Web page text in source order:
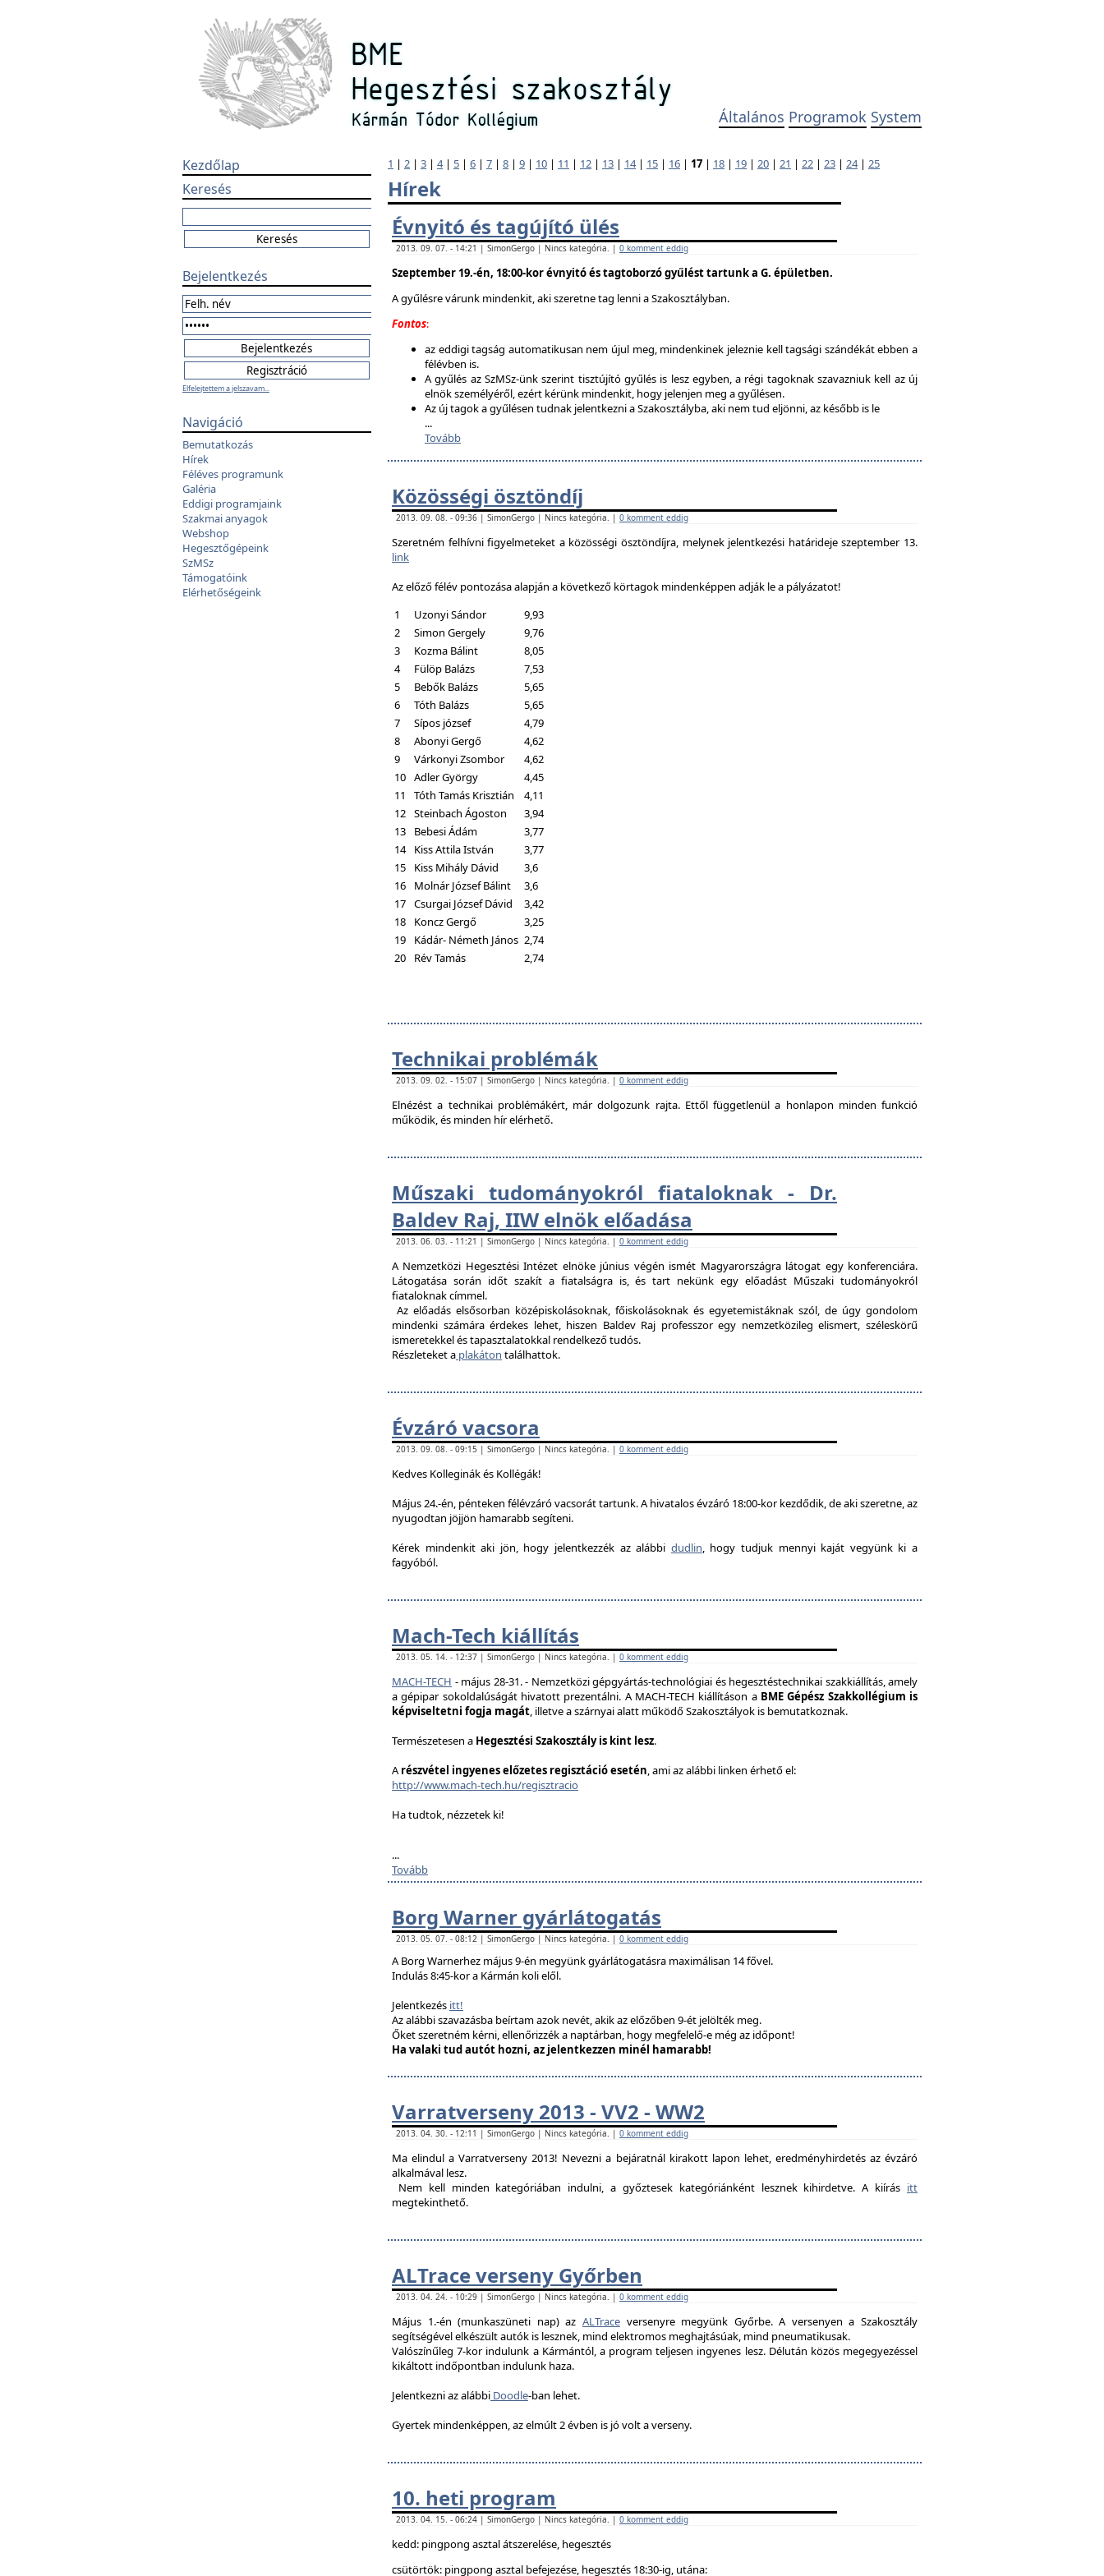
Általános Programok System
Kezdőlap
Keresés
Bejelentkezés
Elfelejtettem a jelszavam...
Navigáció
Bemutatkozás
Hírek
Féléves programunk
Galéria
Eddigi programjaink
Szakmai anyagok
Webshop
Hegesztőgépeink
SzMSz
Támogatóink
Elérhetőségeink
1 | 2 | 3 | 4| 5 | 6 | 7 | 8 | 9 | 10 | 11 | 12 | 13 | 14| 15 | 16 | 17 | 18 | 19 | 20 | 21 | 22 | 23 | 24| 25
Hírek
Évnyitó és tagújító ülés
2013. 09. 07. - 14:21 | SimonGergo | Nincs kategória. | 0 komment eddig
Szeptember 19.-én, 18:00-kor évnyitó és tagtoborzó gyűlést tartunk a G. épületben.
A gyűlésre várunk mindenkit, aki szeretne tag lenni a Szakosztályban.
Fontos:
az eddigi tagság automatikusan nem újul meg, mindenkinek jeleznie kell tagsági szándékát ebben a
félévben is.
A gyűlés az SzMSz-ünk szerint tisztújító gyűlés is lesz egyben, a régi tagoknak szavazniuk kell az új
elnök személyéről, ezért kérünk mindenkit, hogy jelenjen meg a gyűlésen.
Az új tagok a gyűlésen tudnak jelentkezni a Szakosztályba, aki nem tud eljönni, az később is le
...
Tovább
Közösségi ösztöndíj
2013. 09. 08. - 09:36 | SimonGergo | Nincs kategória. | 0 komment eddig
Szeretném felhívni figyelmeteket a közösségi ösztöndíjra, melynek jelentkezési határideje szeptember 13.
link
Az előző félév pontozása alapján a következő körtagok mindenképpen adják le a pályázatot!
1
Uzonyi Sándor
9,93
2
Simon Gergely
9,76
3
Kozma Bálint
8,05
4
Fülöp Balázs
7,53
5
Bebők Balázs
5,65
6
Tóth Balázs
5,65
7
Sípos józsef
4,79
8
Abonyi Gergő
4,62
9
Várkonyi Zsombor
4,62
10 Adler György
4,45
11
Tóth Tamás Krisztián
4,11
12 Steinbach Ágoston
3,94
13
Bebesi Ádám
3,77
14 Kiss Attila István
3,77
15
Kiss Mihály Dávid
3,6
16
Molnár József Bálint
3,6
17 Csurgai József Dávid
3,42
18
Koncz Gergő
3,25
19
Kádár- Németh János 2,74
20
Rév Tamás 2,74
Technikai problémák
2013. 09. 02. - 15:07 | SimonGergo | Nincs kategória. | 0 komment eddig
Elnézést a technikai problémákért, már dolgozunk rajta. Ettől függetlenül a honlapon minden funkció
működik, és minden hír elérhető.
Műszaki tudományokról fiataloknak - Dr.
Baldev Raj, IIW elnök előadása
2013. 06. 03. - 11:21 | SimonGergo | Nincs kategória. | 0 komment eddig
A Nemzetközi Hegesztési Intézet elnöke június végén ismét Magyarországra látogat egy konferenciára.
Látogatása során időt szakít a fiatalságra is, és tart nekünk egy előadást Műszaki tudományokról
fiataloknak címmel.
Az előadás elsősorban középiskolásoknak, főiskolásoknak és egyetemistáknak szól, de úgy gondolom
mindenki számára érdekes lehet, hiszen Baldev Raj professzor egy nemzetközileg elismert, széleskörű
ismeretekkel és tapasztalatokkal rendelkező tudós.
Részleteket a plakáton találhattok.
Évzáró vacsora
2013. 09. 08. - 09:15 | SimonGergo | Nincs kategória. | 0 komment eddig
Kedves Kolleginák és Kollégák!
Május 24.-én, pénteken félévzáró vacsorát tartunk. A hivatalos évzáró 18:00-kor kezdődik, de aki szeretne, az
nyugodtan jöjjön hamarabb segíteni.
Kérek mindenkit aki jön, hogy jelentkezzék az alábbi dudlin, hogy tudjuk mennyi kaját vegyünk ki a
fagyóból.
Mach-Tech kiállítás
2013. 05. 14. - 12:37 | SimonGergo | Nincs kategória. | 0 komment eddig
MACH-TECH - május 28-31.- Nemzetközi gépgyártás-technológiai és hegesztéstechnikai szakkiállítás, amely
a gépipar sokoldalúságát hivatott prezentálni. A MACH-TECH kiállításon a BME Gépész Szakkollégium is
képviseltetni fogja magát, illetve a szárnyai alatt működő Szakosztályok is bemutatkoznak.
Természetesen a Hegesztési Szakosztály is kint lesz.
Arészvétel ingyenes előzetes regisztáció esetén, ami az alábbi linken érhető el:
http://www.mach-tech.hu/regisztracio
Ha tudtok, nézzetek ki!
...
Tovább
Borg Warner gyárlátogatás
2013. 05. 07. - 08:12 | SimonGergo | Nincs kategória. | 0 komment eddig
A Borg Warnerhez május 9-én megyünk gyárlátogatásra maximálisan 14 fővel.
Indulás 8:45-kor a Kármán koli elől.
Jelentkezés itt!
Az alábbi szavazásba beírtam azok nevét, akik az előzőben 9-ét jelölték meg.
Őket szeretném kérni, ellenőrizzék a naptárban, hogy megfelelő-e még az időpont!
Ha valaki tud autót hozni, az jelentkezzen minél hamarabb!
Varratverseny 2013 - VV2 - WW2
2013. 04. 30. - 12:11 | SimonGergo | Nincs kategória. | 0 komment eddig
Ma elindul a Varratverseny 2013! Nevezni a bejáratnál kirakott lapon lehet, eredményhirdetés az évzáró
alkalmával lesz.
Nem kell minden kategóriában indulni, a győztesek kategóriánként lesznek kihirdetve. A kiírás itt
megtekinthető.
ALTrace verseny Győrben
2013. 04. 24. - 10:29 | SimonGergo | Nincs kategória. | 0 komment eddig
Május 1.-én (munkaszüneti nap) az ALTraceversenyre megyünk Győrbe. A versenyen a Szakosztály
segítségével elkészült autók is lesznek, mind elektromos meghajtásúak, mind pneumatikusak.
Valószínűleg 7-kor indulunk a Kármántól, a program teljesen ingyenes lesz.Délután közös megegyezéssel
kikáltott indőpontban indulunk haza.
Jelentkezni az alábbi Doodle-ban lehet.
Gyertek mindenképpen, az elmúlt 2 évben is jó volt a verseny.
10. heti program
2013. 04. 15. - 06:24 | SimonGergo | Nincs kategória. | 0 komment eddig
kedd: pingpong asztal átszerelése, hegesztés
csütörtök: pingpong asztal befejezése, hegesztés 18:30-ig, utána: